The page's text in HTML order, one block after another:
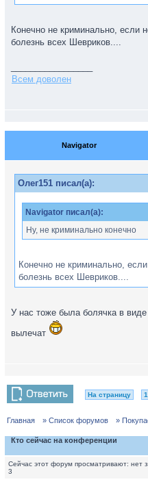
Конечно не криминально, если
болезнь всех Шевриков....
Всем доволен
Navigator
Олег151 писал(а):
Navigator писал(а):
Ну, не криминально конечно
Конечно не криминально,
болезнь всех Шевриков....
У нас тоже была болячка в
вылечат
На страницу 1
Главная » Список форумов »
Кто сейчас на конференции
Сейчас этот форум просматривают: нет
3